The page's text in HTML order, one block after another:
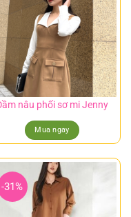
nâu phối sơ mi Jenny
Mua ngay
-31%